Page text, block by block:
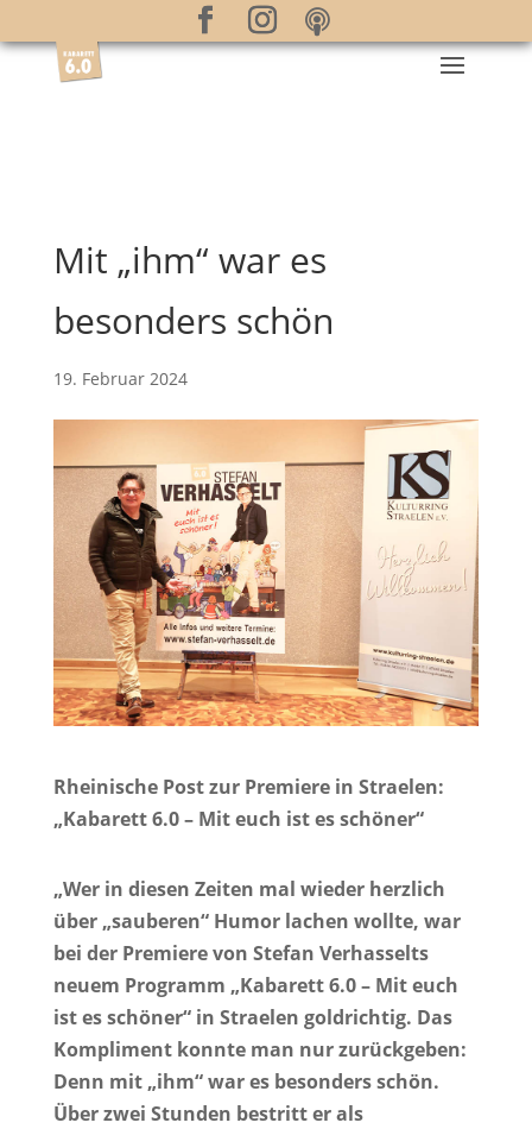
Mit „ihm“ war es
besonders schön
19. Februar 2024
Rheinische Post zur Premiere in Straelen:
„Kabarett 6.0 – Mit euch ist es schöner“
„Wer in diesen Zeiten mal wieder herzlich
über „sauberen“ Humor lachen wollte, war
bei der Premiere von Stefan Verhasselts
neuem Programm „Kabarett 6.0 – Mit euch
ist es schöner“ in Straelen goldrichtig. Das
Kompliment konnte man nur zurückgeben:
Denn mit „ihm“ war es besonders schön.
Über zwei Stunden bestritt er als